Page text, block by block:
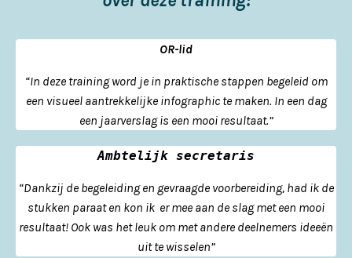
OR-lid
“In deze training word je in praktische stappen begeleid om
een visueel aantrekkelijke infographic te maken. In een dag
een jaarverslag is een mooi resultaat.”
Ambtelijk secretaris
“Dankzij de begeleiding en gevraagde voorbereiding, had ik de
stukken paraat en kon ik er mee aan de slag met een mooi
resultaat! Ook was het leuk om met andere deelnemers ideeën
uit te wisselen”